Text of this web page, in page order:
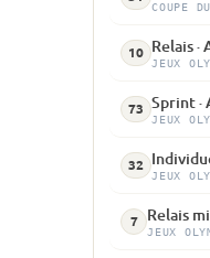
COUPE
10 Relais
JEUX
73 Sprint ·
JEUX
32
JEUX
7 Relais
JEUX